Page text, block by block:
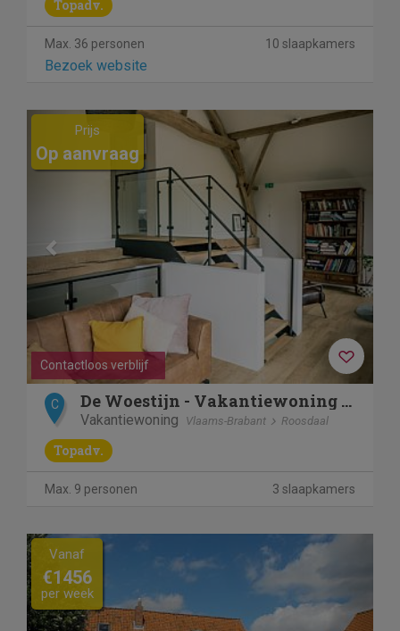
Topadv.
Max. 36 personen 10 slaapkamers
Bezoek website
Previous Next
Contactloos verblijf
Prijs
Op aanvraag
C De Woestijn - Vakantiewoning De Schuur
Vakantiewoning Vlaams-Brabant Roosdaal
Topadv.
Max. 9 personen 3 slaapkamers
Previous
Vanaf
€1456
per week